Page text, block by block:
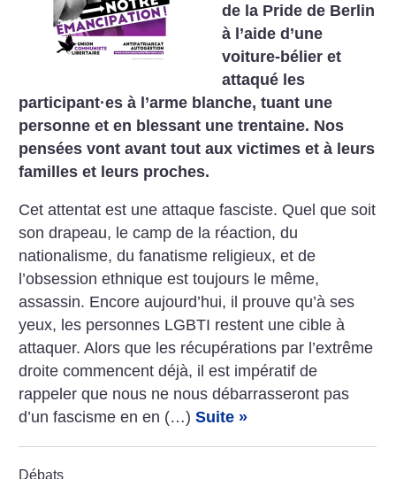
de la Pride de Berlin
à l’aide d’une
voiture-bélier et
attaqué les
participant·es à l’arme blanche, tuant une
personne et en blessant une trentaine. Nos
pensées vont avant tout aux victimes et à leurs
familles et leurs proches.
Cet attentat est une attaque fasciste. Quel que soit
son drapeau, le camp de la réaction, du
nationalisme, du fanatisme religieux, et de
l’obsession ethnique est toujours le même,
assassin. Encore aujourd’hui, il prouve qu’à ses
yeux, les personnes LGBTI restent une cible à
attaquer. Alors que les récupérations par l’extrême
droite commencent déjà, il est impératif de
rappeler que nous ne nous débarrasseront pas
d’un fascisme en en (…)Suite »
Débats